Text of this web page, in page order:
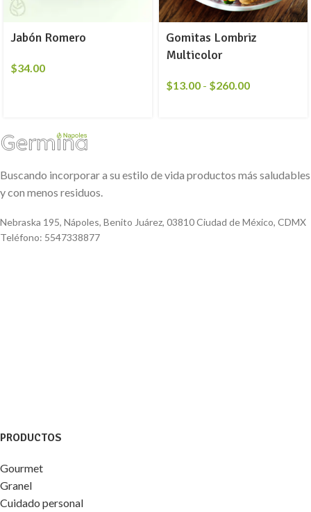
Jabón Romero
$34.00
Gomitas Lombriz
Multicolor
$13.00 - $260.00
Buscando incorporar a su estilo de vida productos más saludables
y con menos residuos.
Nebraska 195, Nápoles, Benito Juárez, 03810 Ciudad de México, CDMX
Teléfono: 5547338877
PRODUCTOS
Gourmet
Granel
Cuidado personal